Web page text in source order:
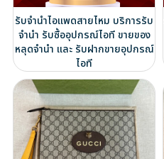
รับจำนำไอแพดสายไหม บริการรับ
จำนำ รับซื้ออุปกรณ์ไอที ขายของ
หลุดจำนำ และ รับฝากขายอุปกรณ์
ไอที